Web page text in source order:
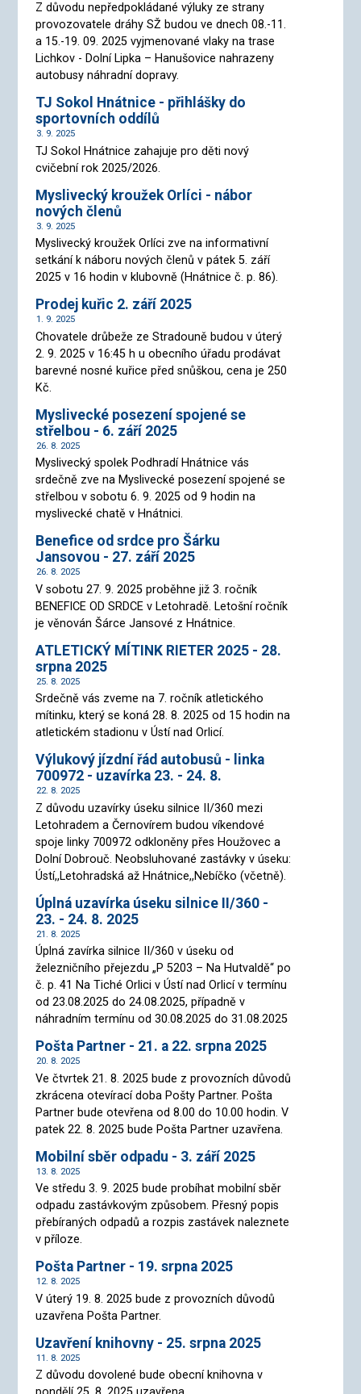
Z důvodu nepředpokládané výluky ze strany
provozovatele dráhy SŽ budou ve dnech 08.-11.
a 15.-19. 09. 2025 vyjmenované vlaky na trase
Lichkov - Dolní Lipka – Hanušovice nahrazeny
autobusy náhradní dopravy.
TJ Sokol Hnátnice - přihlášky do
sportovních oddílů
3. 9. 2025
TJ Sokol Hnátnice zahajuje pro děti nový
cvičební rok 2025/2026.
Myslivecký kroužek Orlíci - nábor
nových členů
3. 9. 2025
Myslivecký kroužek Orlíci zve na informativní
setkání k náboru nových členů v pátek 5. září
2025 v 16 hodin v klubovně (Hnátnice č. p. 86).
Prodej kuřic 2. září 2025
1. 9. 2025
Chovatele drůbeže ze Stradouně budou v úterý
2. 9. 2025 v 16:45 h u obecního úřadu prodávat
barevné nosné kuřice před snůškou, cena je 250
Kč.
Myslivecké posezení spojené se
střelbou - 6. září 2025
26. 8. 2025
Myslivecký spolek Podhradí Hnátnice vás
srdečně zve na Myslivecké posezení spojené se
střelbou v sobotu 6. 9. 2025 od 9 hodin na
myslivecké chatě v Hnátnici.
Benefice od srdce pro Šárku
Jansovou - 27. září 2025
26. 8. 2025
V sobotu 27. 9. 2025 proběhne již 3. ročník
BENEFICE OD SRDCE v Letohradě. Letošní ročník
je věnován Šárce Jansové z Hnátnice.
ATLETICKÝ MÍTINK RIETER 2025 - 28.
srpna 2025
25. 8. 2025
Srdečně vás zveme na 7. ročník atletického
mítinku, který se koná 28. 8. 2025 od 15 hodin na
atletickém stadionu v Ústí nad Orlicí.
Výlukový jízdní řád autobusů - linka
700972 - uzavírka 23. - 24. 8.
22. 8. 2025
Z důvodu uzavírky úseku silnice II/360 mezi
Letohradem a Černovírem budou víkendové
spoje linky 700972 odkloněny přes Houžovec a
Dolní Dobrouč. Neobsluhované zastávky v úseku:
Ústí,,Letohradská až Hnátnice,,Nebíčko (včetně).
Úplná uzavírka úseku silnice II/360 -
23. - 24. 8. 2025
21. 8. 2025
Úplná zavírka silnice II/360 v úseku od
železničního přejezdu „P 5203 – Na Hutvaldě“ po
č. p. 41 Na Tiché Orlici v Ústí nad Orlicí v termínu
od 23.08.2025 do 24.08.2025, případně v
náhradním termínu od 30.08.2025 do 31.08.2025
Pošta Partner - 21. a 22. srpna 2025
20. 8. 2025
Ve čtvrtek 21. 8. 2025 bude z provozních důvodů
zkrácena otevírací doba Pošty Partner. Pošta
Partner bude otevřena od 8.00 do 10.00 hodin. V
patek 22. 8. 2025 bude Pošta Partner uzavřena.
Mobilní sběr odpadu - 3. září 2025
13. 8. 2025
Ve středu 3. 9. 2025 bude probíhat mobilní sběr
odpadu zastávkovým způsobem. Přesný popis
přebíraných odpadů a rozpis zastávek naleznete
v příloze.
Pošta Partner - 19. srpna 2025
12. 8. 2025
V úterý 19. 8. 2025 bude z provozních důvodů
uzavřena Pošta Partner.
Uzavření knihovny - 25. srpna 2025
11. 8. 2025
Z důvodu dovolené bude obecní knihovna v